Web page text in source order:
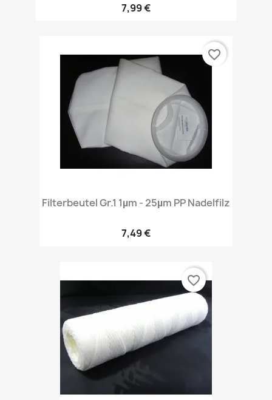
7,99 €
Filterbeutel Gr.1 1µm - 25µm PP Nadelfilz
7,49 €
favorite_border
favorite_border